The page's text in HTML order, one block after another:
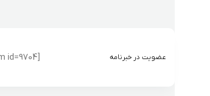
عضویت در خبرنامه [mc4wp_form id=9704]